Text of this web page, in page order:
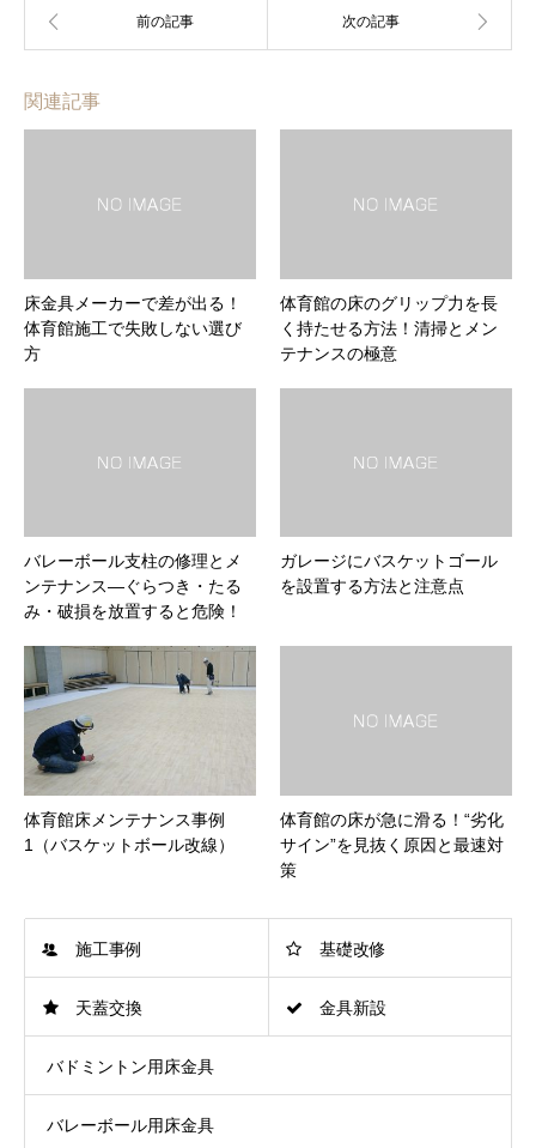
関連記事
床金具メーカーで差が出る！
体育館施工で失敗しない選び
方
体育館の床のグリップ力を長
く持たせる方法！清掃とメン
テナンスの極意
バレーボール支柱の修理とメ
ンテナンス―ぐらつき・たる
み・破損を放置すると危険！
ガレージにバスケットゴール
を設置する方法と注意点
体育館床メンテナンス事例
1（バスケットボール改線）
体育館の床が急に滑る！“劣化
サイン”を見抜く原因と最速対
策
施工事例 基礎改修
天蓋交換 金具新設
バドミントン用床金具
バレーボール用床金具